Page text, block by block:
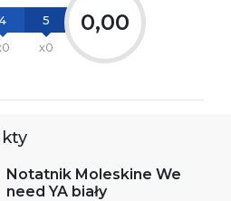
5
x0
0,00
Notatnik Moleskine We
need YA biały